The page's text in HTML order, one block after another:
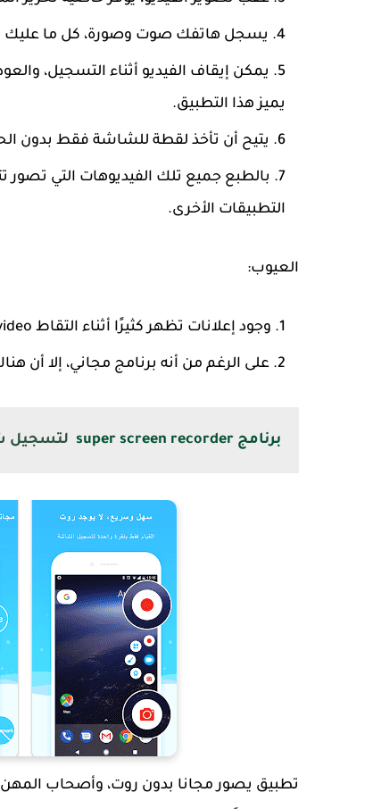
يسجل هاتفك صوت وصورة، كل ما عليك
يمكن إيقاف الفيديو أثناء التسجيل،
يميز هذا التطبيق.
يتيح أن تأخذ لقطة للشاشة فقط بدون
بالطبع جميع تلك الفيديوهات التي تصور
التطبيقات الأخرى.
العيوب:
وجود إعلانات تظهر كثيرًا أثناء التقاط video، وهذا يزعج بعض مستخدمين البرنامج.
على الرغم من أنه برنامج مجاني، إلا أن
برنامج super screen recorder لتسجيل
تطبيق يصور مجانا بدون روت، وأصحاب المهن